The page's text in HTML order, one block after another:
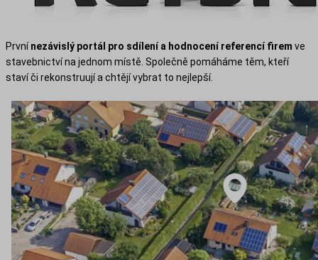
Prvnínezávislý portál pro sdílení a hodnocení referencí firem ve
stavebnictví na jednom místě. Společně pomáháme těm, kteří
staví či rekonstruují a chtějí vybrat to nejlepší.